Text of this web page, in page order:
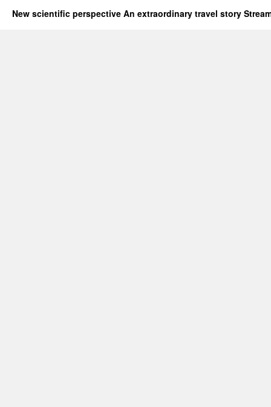
New scientific perspective An extraordinary travel story